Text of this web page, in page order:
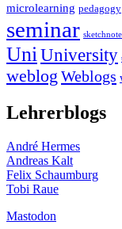
microlearning pedagogy
seminar
UniUniversity
weblog Weblogs
Lehrerblogs
André Hermes
Andreas Kalt
Felix Schaumburg
Tobi Raue
Mastodon